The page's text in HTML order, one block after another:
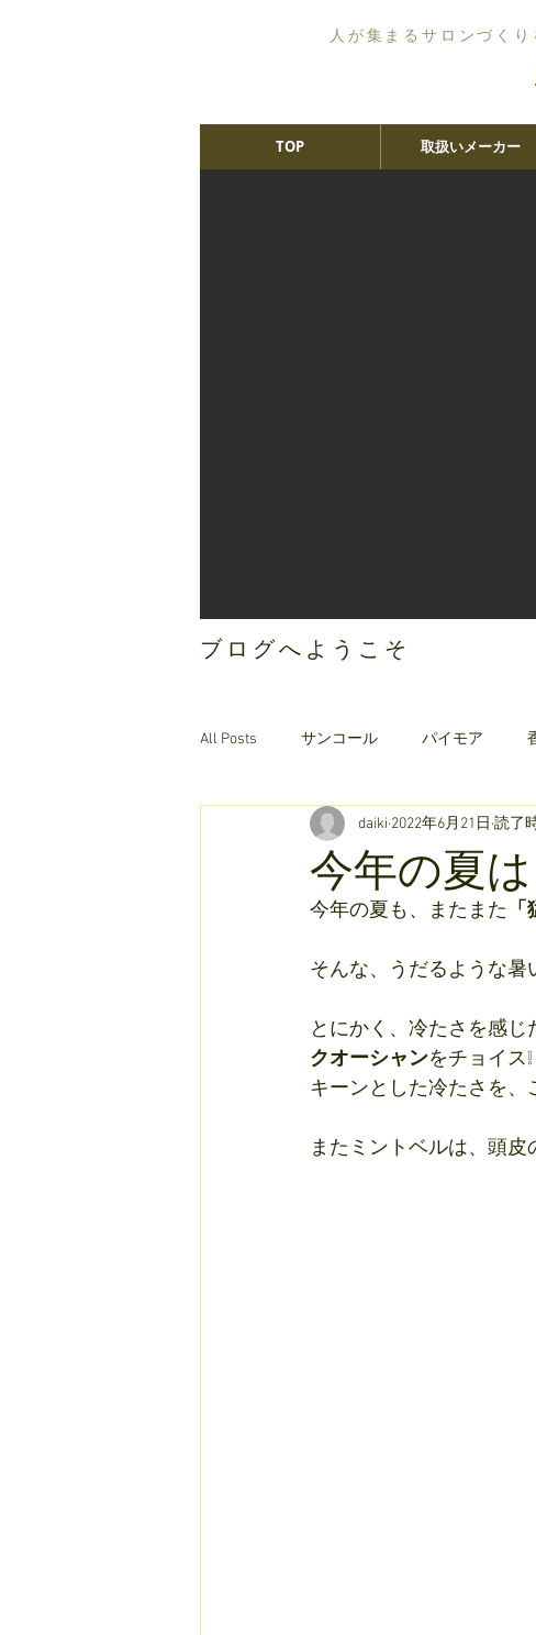
人が集まるサロンづく
TOP 取扱いメーカー
ブログへようこそ
All Posts サンコール パイモア
オリジナルヘアケア ク
今年の夏
daiki 2022年6月21日 読了
今年の夏も、またまた
そんな、うだるような暑
とにかく、冷たさを感じ
クオーシャンをチョイス❕
キーンとした冷たさを、
またミントベルは、頭